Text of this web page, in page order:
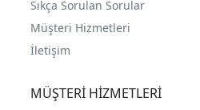
Sıkça Sorulan Sorular
Müşteri Hizmetleri
İletişim
MÜŞTERİ HİZMETLERİ